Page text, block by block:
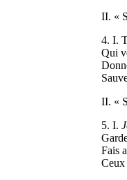
II. «
4. I.
Qui
II. «
5. I.
Fais
Ceux